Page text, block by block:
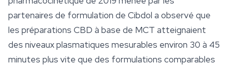
partenaires de formulation de Cibdol a observé que
les préparations CBD à base de MCT atteignaient
des niveaux plasmatiques mesurables environ 30 à 45
minutes plus vite que des formulations comparables